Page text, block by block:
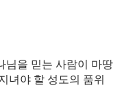
예수를 보기라도 했
은 것이냐? 하나님이
었단 말이냐? 너에
냐? 너는 무엇을 근
럼 오늘날의 성육신
님을 믿는 사람이 마땅
녀야 할 성도의 품위